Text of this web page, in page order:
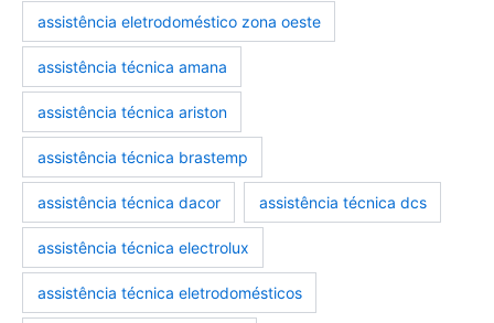
assistência eletrodoméstico zona oeste
assistência técnica amana
assistência técnica ariston
assistência técnica brastemp
assistência técnica dacor assistência técnica dcs
assistência técnica electrolux
assistência técnica eletrodomésticos